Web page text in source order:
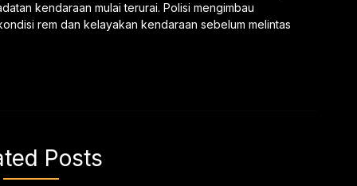
kendaraan mulai terurai. Polisi mengimbau
rem dan kelayakan kendaraan sebelum melintas
Posts